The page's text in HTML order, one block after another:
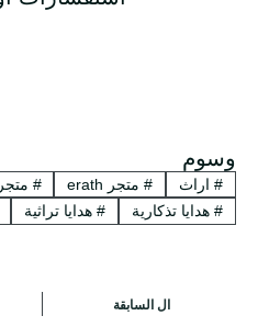
وسوم
#اراث #متجر erath #
#هدايا تذكارية #هدايا تراثية
ال السابقة